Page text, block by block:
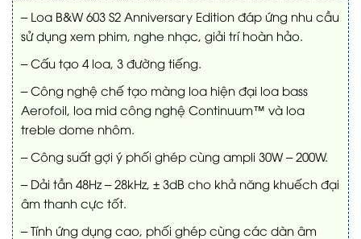
– Loa B&W 603 S2 Anniversary Edition đáp ứng nhu cầu
sử dụng xem phim, nghe nhạc, giải trí hoàn hảo.
– Cấu tạo 4 loa, 3 đường tiếng.
– Công nghệ chế tạo màng loa hiện đại loa bass
Aerofoil, loa mid công nghệ Continuum™ và loa
treble dome nhôm.
– Công suất gợi ý phối ghép cùng ampli 30W – 200W.
– Dải tần 48Hz – 28kHz, ± 3dB cho khả năng khuếch đại
âm thanh cực tốt.
– Tính ứng dụng cao, phối ghép cùng các dàn âm